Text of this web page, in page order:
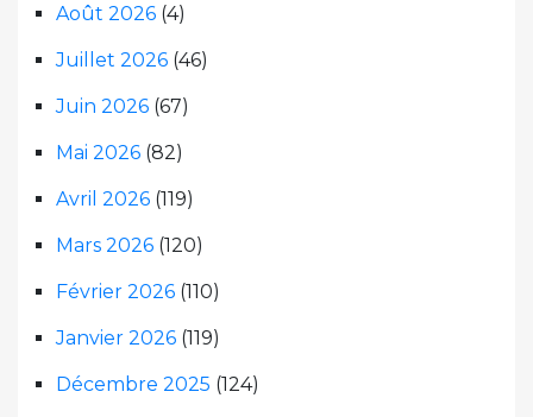
Août 2026 (4)
Juillet 2026 (46)
Juin 2026 (67)
Mai 2026 (82)
Avril 2026 (119)
Mars 2026 (120)
Février 2026 (110)
Janvier 2026 (119)
Décembre 2025 (124)